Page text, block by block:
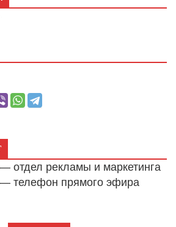
— отдел рекламы и маркетинга
— телефон прямого эфира